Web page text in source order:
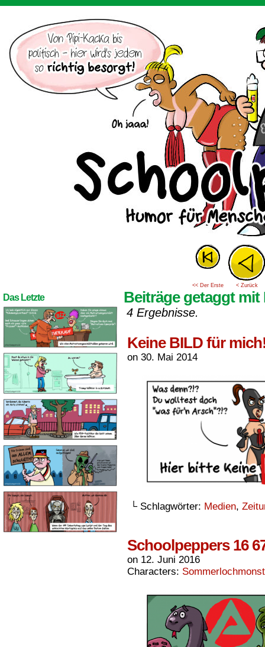
<< Der Erste < Zurück
Das Letzte Beiträge getaggt mit
4 Ergebnisse.
Keine BILD für
on 30. Mai 2014
└ Schlagwörter: Medien,
Schoolpeppers 16
on 12. Juni 2016
Characters: